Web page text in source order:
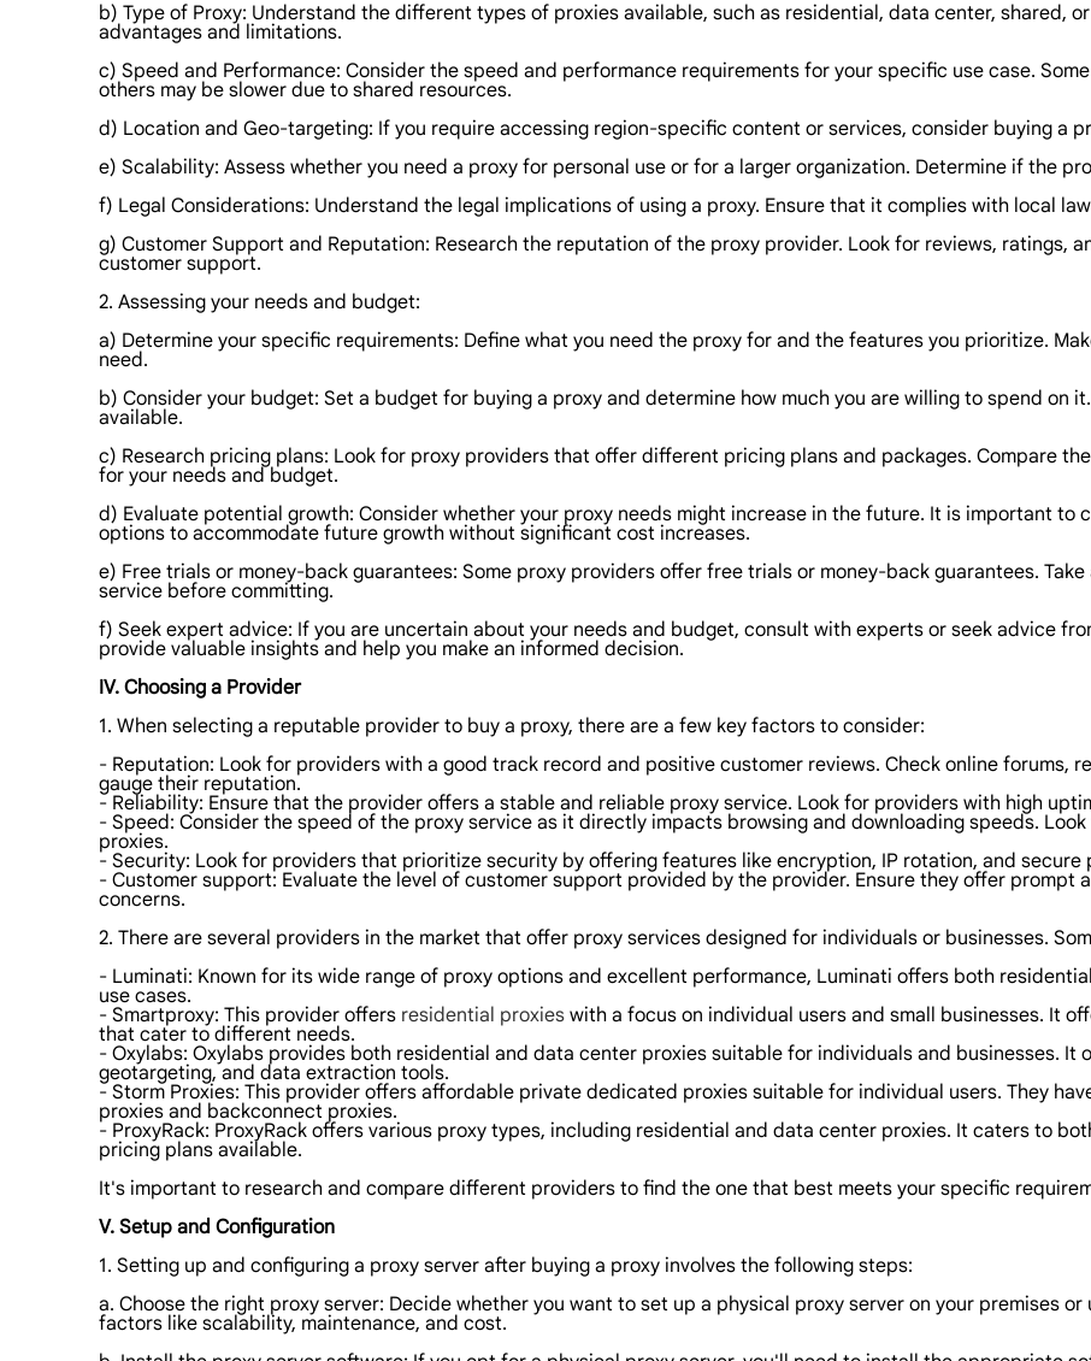
b) Type of Proxy: Understand the different types of proxies available, such as residential, data center, shared,
advantages and limitations.
c) Speed and Performance: Consider the speed and performance requirements for your specific use case.
others may be slower due to shared resources.
d) Location and Geo-targeting: If you require accessing region-specific content or services, consider buying a
e) Scalability: Assess whether you need a proxy for personal use or for a larger organization. Determine if the
f) Legal Considerations: Understand the legal implications of using a proxy. Ensure that it complies with local
g) Customer Support and Reputation: Research the reputation of the proxy provider. Look for reviews, ratings,
customer support.
2. Assessing your needs and budget:
a) Determine your specific requirements: Define what you need the proxy for and the features you prioritize.
need.
b) Consider your budget: Set a budget for buying a proxy and determine how much you are willing to spend on
available.
c) Research pricing plans: Look for proxy providers that offer different pricing plans and packages. Compare
for your needs and budget.
d) Evaluate potential growth: Consider whether your proxy needs might increase in the future. It is important
options to accommodate future growth without significant cost increases.
e) Free trials or money-back guarantees: Some proxy providers offer free trials or money-back guarantees.
service before committing.
f) Seek expert advice: If you are uncertain about your needs and budget, consult with experts or seek advice
provide valuable insights and help you make an informed decision.
IV. Choosing a Provider
1. When selecting a reputable provider to buy a proxy, there are a few key factors to consider:
- Reputation: Look for providers with a good track record and positive customer reviews. Check online forums,
gauge their reputation.
- Reliability: Ensure that the provider offers a stable and reliable proxy service. Look for providers with high
- Speed: Consider the speed of the proxy service as it directly impacts browsing and downloading speeds.
proxies.
- Security: Look for providers that prioritize security by offering features like encryption, IP rotation, and secure
- Customer support: Evaluate the level of customer support provided by the provider. Ensure they offer prompt
concerns.
2. There are several providers in the market that offer proxy services designed for individuals or businesses.
- Luminati: Known for its wide range of proxy options and excellent performance, Luminati offers both
use cases.
- Smartproxy: This provider offers residential proxies with a focus on individual users and small businesses. It
that cater to different needs.
- Oxylabs: Oxylabs provides both residential and data center proxies suitable for individuals and businesses. It
geotargeting, and data extraction tools.
- Storm Proxies: This provider offers affordable private dedicated proxies suitable for individual users. They
proxies and backconnect proxies.
- ProxyRack: ProxyRack offers various proxy types, including residential and data center proxies. It caters to
pricing plans available.
It's important to research and compare different providers to find the one that best meets your specific
V. Setup and Configuration
1. Setting up and configuring a proxy server after buying a proxy involves the following steps:
a. Choose the right proxy server: Decide whether you want to set up a physical proxy server on your premises
factors like scalability, maintenance, and cost.